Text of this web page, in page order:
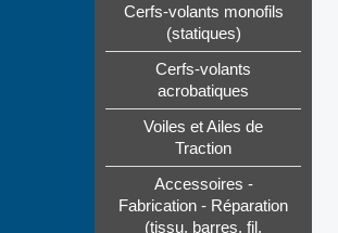
Cerfs-volants monofils
(statiques)
Cerfs-volants
acrobatiques
Voiles et Ailes de
Traction
Accessoires -
Fabrication - Réparation
(tissu, barres, fil,